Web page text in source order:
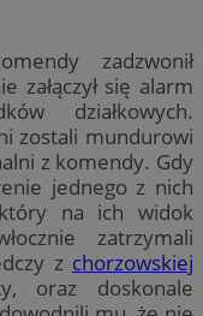
zadzwonił
załączył się alarm
działkowych.
zostali mundurowi
z komendy. Gdy
jednego z nich
który na ich widok
zatrzymali
z chorzowskiej
oraz doskonale